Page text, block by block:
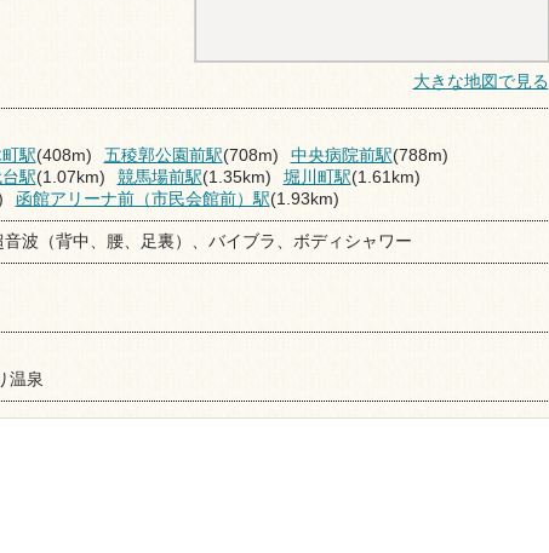
大きな地図で見る
駅(408m) 五稜郭公園前駅(708m) 中央病院前駅(788m)
駅(1.07km) 競馬場前駅(1.35km) 堀川町駅(1.61km)
函館アリーナ前（市民会館前）駅(1.93km)
波（背中、腰、足裏）、バイブラ、ボディシャワー
温泉